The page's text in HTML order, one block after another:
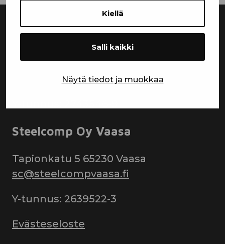
Kiellä
Salli kaikki
Näytä tiedot ja muokkaa
Steelcomp Oy
Kirjapainontie 8 62200 Kauhava
myynti@steelcomp.fi
Steelcomp Oy Vaasa
Tapionkatu 5 65230 Vaasa
sc@steelcompvaasa.fi
Y-tunnus: 2639522-3
Evästeseloste